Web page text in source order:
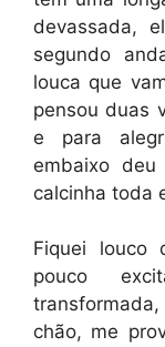
devassada,
segundo
louca que
pensou duas
e para
embaixo
calcinha toda
Fiquei louco
pouco
chão, me